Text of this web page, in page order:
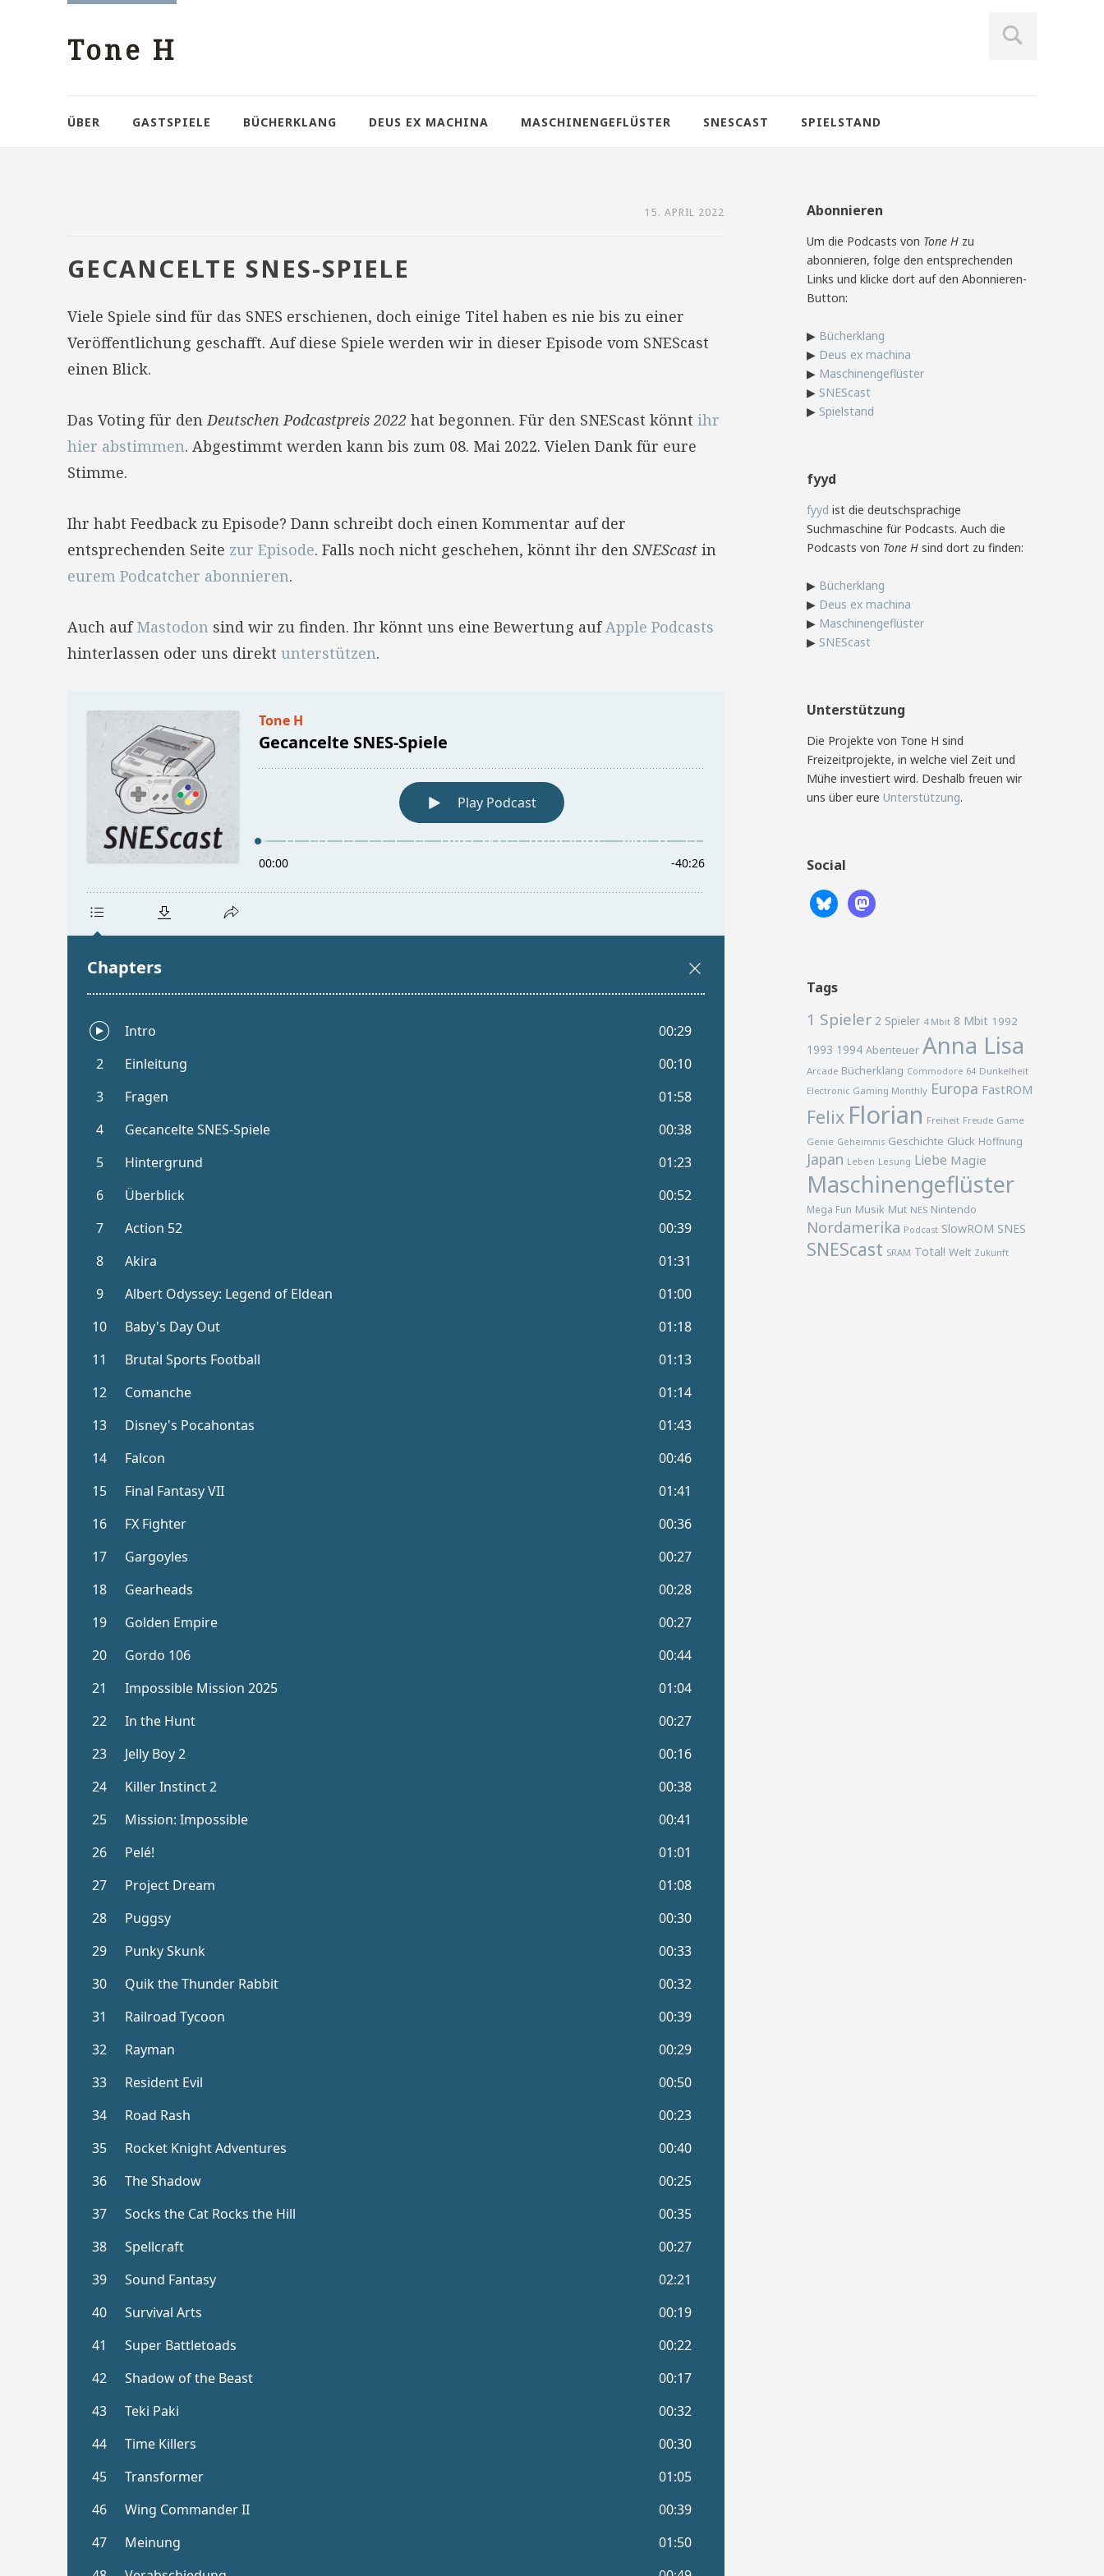
Tone H
ÜBER GASTSPIELE BÜCHERKLANG DEUS EX MACHINA MASCHINENGEFLÜSTER SNESCAST SPIELSTAND
15. APRIL 2022
GECANCELTE SNES-SPIELE
Viele Spiele sind für das SNES erschienen, doch einige Titel haben es nie bis zu einer
Veröffentlichung geschafft. Auf diese Spiele werden wir in dieser Episode vom SNEScast
einen Blick.
Das Voting für denDeutschen Podcastpreis 2022 hat begonnen. Für den SNEScast könnt ihr
hier abstimmen. Abgestimmt werden kann bis zum 08. Mai 2022. Vielen Dank für eure
Stimme.
Ihr habt Feedback zu Episode? Dann schreibt doch einen Kommentar auf der
entsprechenden Seite zur Episode. Falls noch nicht geschehen, könnt ihr den SNEScast in
eurem Podcatcher abonnieren.
Auch aufMastodon sind wir zu finden. Ihr könnt uns eine Bewertung aufApple Podcasts
hinterlassen oder uns direkt unterstützen.
Abonnieren
Um die Podcasts von Tone H zu
abonnieren, folge den entsprechenden
Links und klicke dort auf den Abonnieren-
Button:
▶ Bücherklang
▶ Deus ex machina
▶ Maschinengeflüster
▶ SNEScast
▶ Spielstand
fyyd
fyyd ist die deutschsprachige
Suchmaschine für Podcasts. Auch die
Podcasts von Tone H sind dort zu finden:
▶ Bücherklang
▶ Deus ex machina
▶ Maschinengeflüster
▶ SNEScast
Unterstützung
Die Projekte von Tone H sind
Freizeitprojekte, in welche viel Zeit und
Mühe investiert wird. Deshalb freuen wir
uns über eure Unterstützung.
Social
Tags
1 Spieler 2 Spieler 4 Mbit 8 Mbit 1992
1993 1994 Abenteuer Anna Lisa
Arcade Bücherklang Commodore 64 Dunkelheit
Electronic Gaming Monthly Europa FastROM
Felix Florian Freiheit Freude Game
Genie Geheimnis Geschichte Glück Hoffnung
Japan Leben Lesung Liebe Magie
Maschinengeflüster
Mega Fun Musik Mut NES Nintendo
Nordamerika Podcast SlowROM SNES
SNEScast SRAM Total! Welt Zukunft